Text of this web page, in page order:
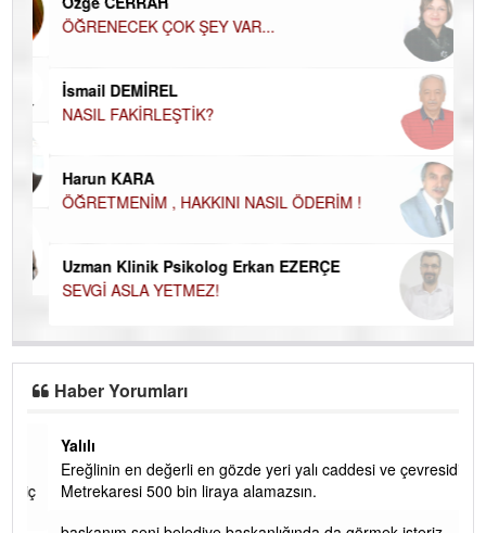
ÖĞRENECEK ÇOK ŞEY VAR...
İsmail DEMİREL
NASIL FAKİRLEŞTİK?
Harun KARA
ÖĞRETMENİM , HAKKINI NASIL ÖDERİM !
Uzman Klinik Psikolog Erkan EZERÇE
SEVGİ ASLA YETMEZ!
Haber Yorumları
Yalılı
Ereğlinin en değerli en gözde yeri yalı caddesi ve çevresidir.
Metrekaresi 500 bin liraya alamazsın.